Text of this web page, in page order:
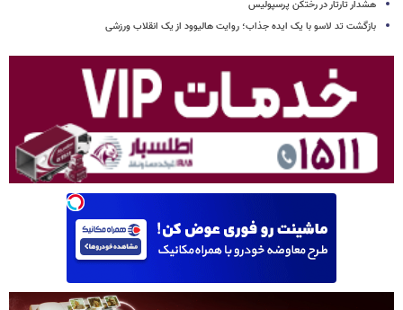
هشدار تارتار در رختکن پرسپولیس
بازگشت تد لاسو با یک ایده جذاب؛ روایت هالیوود از یک انقلاب ورزشی